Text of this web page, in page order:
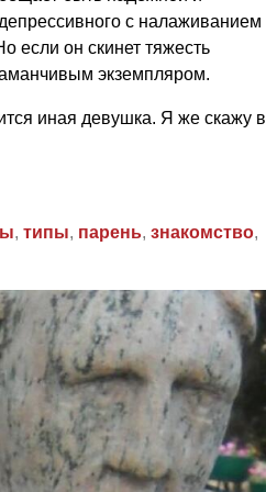
с налаживанием
если он скинет тяжесть
экземпляром.
иная девушка. Я же скажу в
, типы, парень, знакомство,